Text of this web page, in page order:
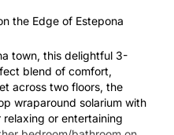
the Edge of Estepona
town, this delightful 3-
blend of comfort,
across two floors, the
wraparound solarium with
or entertaining